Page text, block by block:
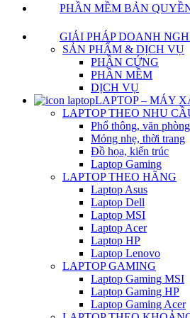
PHẦN MỀM BẢN
GIẢI PHÁP DOANH
SẢN PHẨM & DỊCH VỤ
PHẦN CỨNG
PHẦN MỀM
DỊCH VỤ
LAPTOP – MÁY
LAPTOP THEO NHU
Phổ thông, văn phòng
Mỏng nhẹ, thời trang
Đồ họa, kiến trúc
Laptop Gaming
LAPTOP THEO HÃNG
Laptop Asus
Laptop Dell
Laptop MSI
Laptop Acer
Laptop HP
Laptop Lenovo
LAPTOP GAMING
Laptop Gaming MSI
Laptop Gaming HP
Laptop Gaming Acer